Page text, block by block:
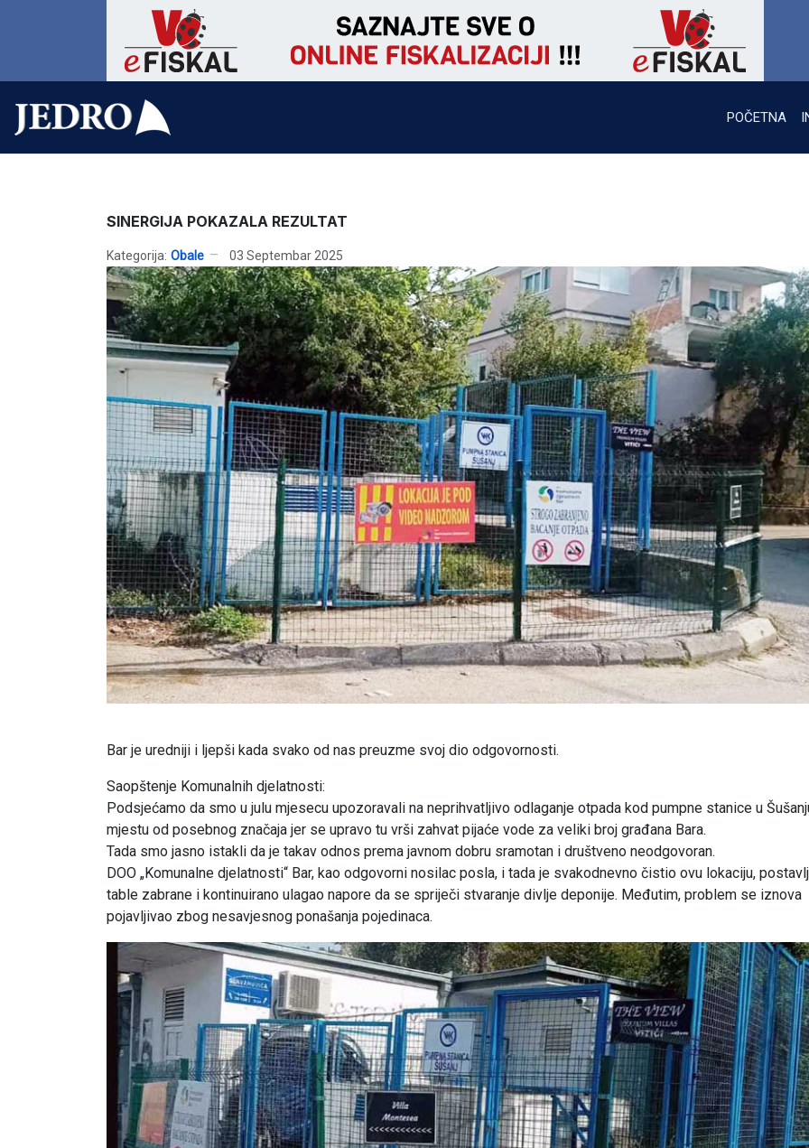
POČETNA
SINERGIJA POKAZALA REZULTAT
Kategorija: Obale 03 Septembar 2025
Bar je uredniji i ljepši kada svako od nas preuzme svoj dio odgovornosti.
Saopštenje Komunalnih djelatnosti:
Podsjećamo da smo u julu mjesecu upozoravali na neprihvatljivo odlaganje otpada kod pumpne stanice u
mjestu od posebnog značaja jer se upravo tu vrši zahvat pijaće vode za veliki broj građana Bara.
Tada smo jasno istakli da je takav odnos prema javnom dobru sramotan i društveno neodgovoran.
DOO „Komunalne djelatnosti“ Bar, kao odgovorni nosilac posla, i tada je svakodnevno čistio ovu lokaciju,
table zabrane i kontinuirano ulagao napore da se spriječi stvaranje divlje deponije. Međutim, problem se iznova
pojavljivao zbog nesavjesnog ponašanja pojedinaca.